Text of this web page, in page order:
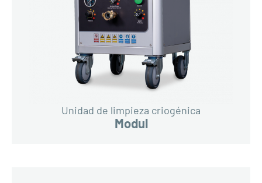
Unidad de limpieza criogénica
Modul